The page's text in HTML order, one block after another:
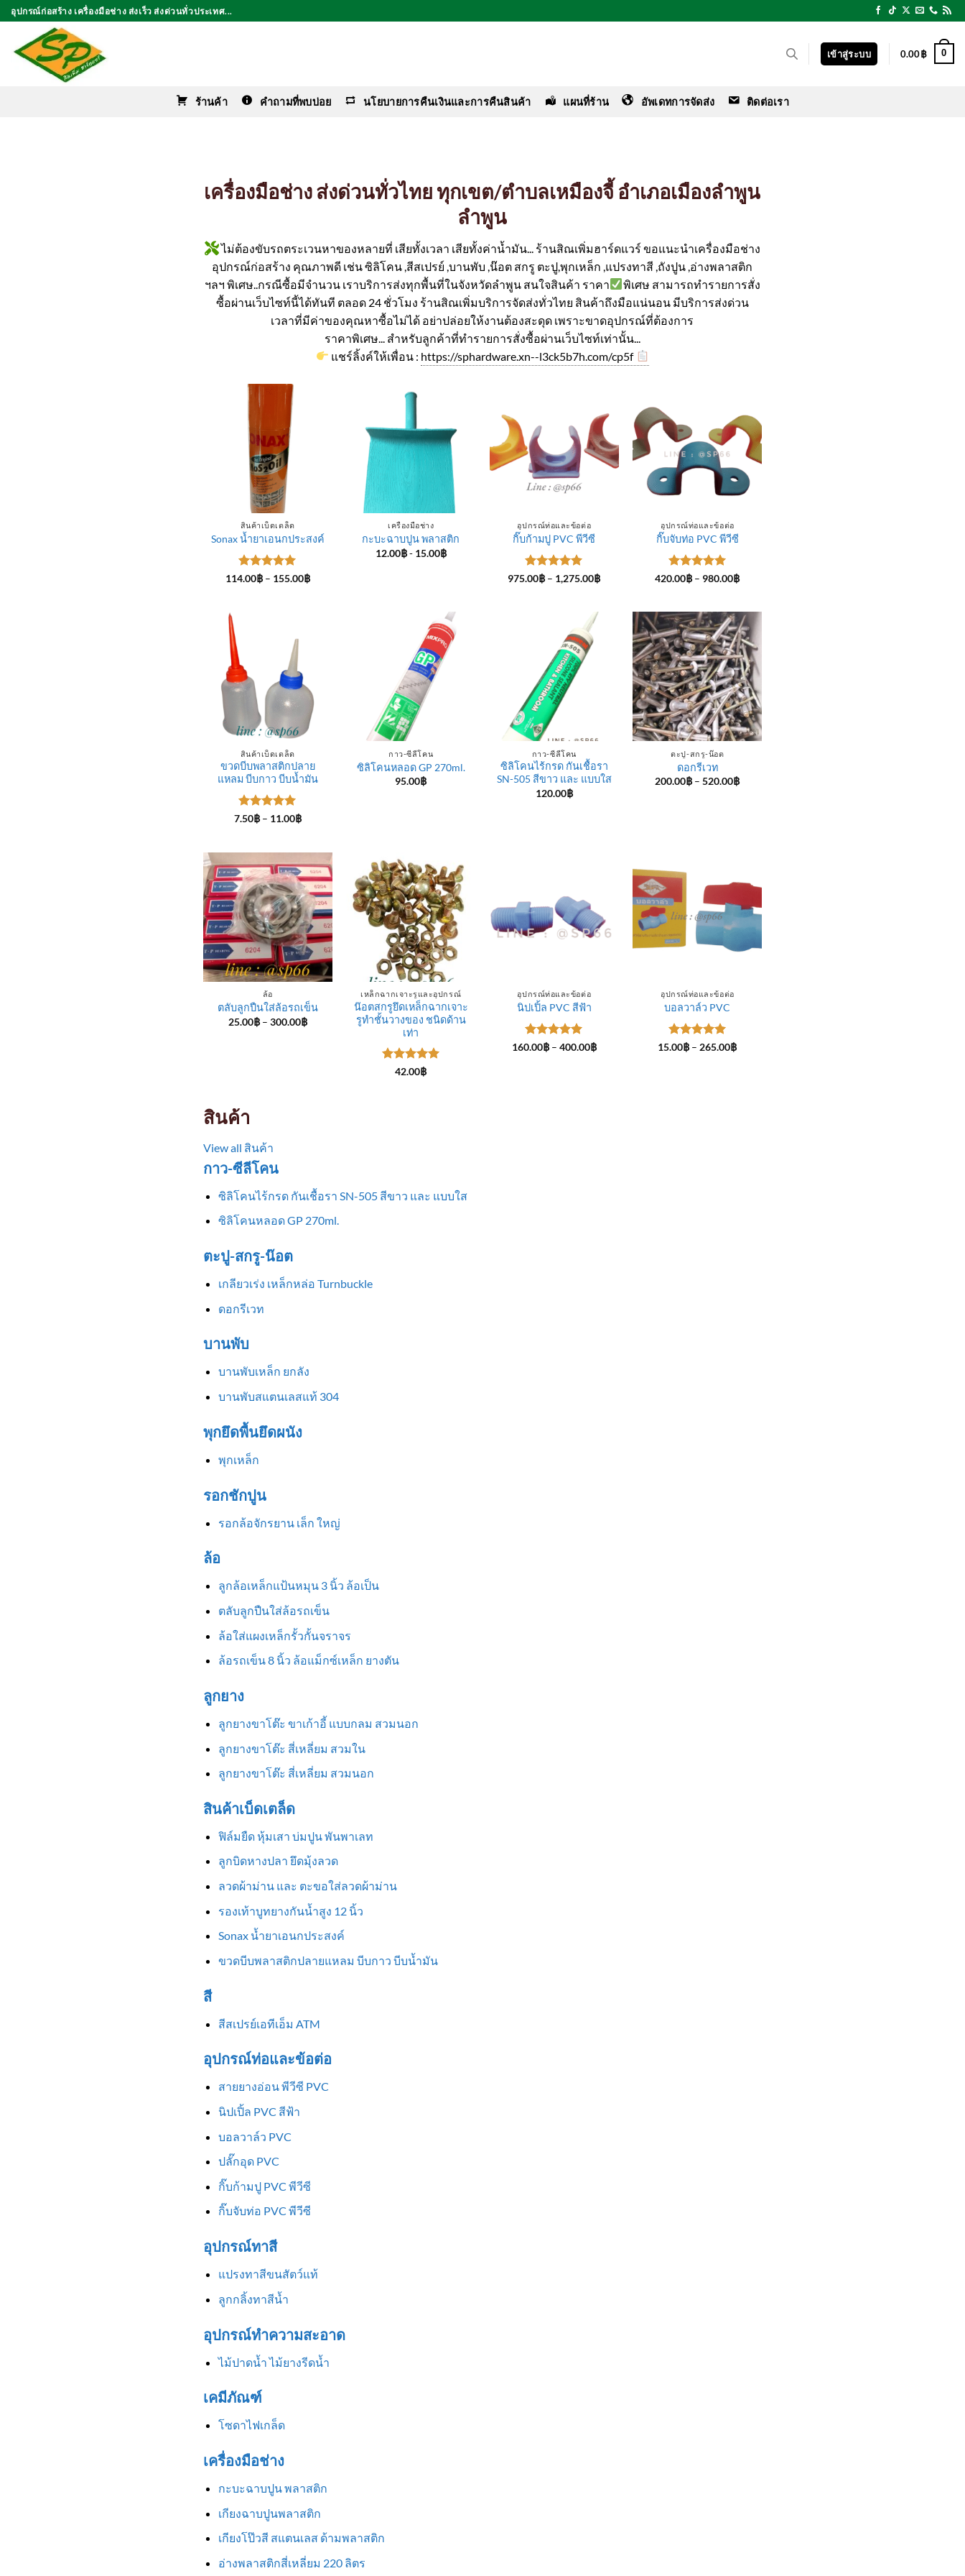
ข้าม
ไป
เนื้อหา
อุปกรณ์ก่อสร้าง เครื่องมือช่าง ส่งเร็ว ส่งด่วนทั่วประเทศ...
เข้าสู่ระบบ 0.00฿ 0
ร้านค้า คำถามที่พบบ่อย นโยบายการคืนเงินและการคืนสินค้า แผนที่ร้าน อัพเดทการจัดส่ง ติดต่อเรา
เครื่องมือช่าง ส่งด่วนทั่วไทย ทุกเขต/ตำบลเหมืองจี้ อำเภอเมืองลำพูน
ลำพูน
ไม่ต้องขับรถตระเวนหาของหลายที่ เสียทั้งเวลา เสียทั้งค่าน้ำมัน... ร้านสิณเพิ่มฮาร์ดแวร์ ขอแนะนำเครื่องมือช่าง
อุปกรณ์ก่อสร้าง คุณภาพดี เช่น ซิลิโคน ,สีสเปรย์ ,บานพับ ,น๊อต สกรู ตะปู,พุกเหล็ก ,แปรงทาสี ,ถังปูน ,อ่างพลาสติก
ฯลฯ พิเศษ..กรณีซื้อมีจำนวน เราบริการส่งทุกพื้นที่ในจังหวัดลำพูน สนใจสินค้า ราคา
พิเศษ สามารถทำรายการสั่ง
ซื้อผ่านเว็บไซท์นี้ได้ทันที ตลอด 24 ชั่วโมง ร้านสิณเพิ่มบริการจัดส่งทั่วไทย สินค้าถึงมือแน่นอน มีบริการส่งด่วน
เวลาที่มีค่าของคุณหาซื้อไม่ได้ อย่าปล่อยให้งานต้องสะดุด เพราะขาดอุปกรณ์ที่ต้องการ
ราคาพิเศษ... สำหรับลูกค้าที่ทำรายการสั่งซื้อผ่านเว็บไซท์เท่านั้น...
แชร์ลิ้งค์ให้เพื่อน : https://sphardware.xn--l3ck5b7h.com/cp5f
สินค้าเบ็ดเตล็ด
Sonax น้ำยาเอนกประสงค์
ให้คะแนน
114.00฿ – 155.00฿Price
เครื่องมือช่าง
กะบะฉาบปูน พลาสติก
12.00฿- 15.00฿
อุปกรณ์ท่อและข้อต่อ
กิ๊บก้ามปู PVC พีวีซี
ให้คะแนน
975.00฿ – 1,275.00฿Price
1,275.00฿
อุปกรณ์ท่อและข้อต่อ
กิ๊บจับท่อ PVC พีวีซี
ให้คะแนน
420.00฿ – 980.00฿Price
980.00฿
สินค้าเบ็ดเตล็ด
ขวดบีบพลาสติกปลาย
แหลม บีบกาว บีบน้ำมัน
ให้คะแนน
7.50฿ – 11.00฿Price
11.00฿
กาว-ซีลีโคน
ซิลิโคนหลอด GP 270ml.
95.00฿
กาว-ซีลีโคน
ซิลิโคนไร้กรด กันเชื้อรา
SN-505 สีขาว และ แบบใส
120.00฿
ตะปู-สกรู-น๊อต
ดอกรีเวท
200.00฿ – 520.00฿Price
ล้อ
ตลับลูกปืนใส่ล้อรถเข็น
25.00฿ – 300.00฿Price
เหล็กฉากเจาะรูและอุปกรณ์
น๊อตสกรูยึดเหล็กฉากเจาะ
รูทำชั้นวางของ ชนิดด้าน
เท่า
ให้คะแนน
42.00฿
อุปกรณ์ท่อและข้อต่อ
นิปเปิ้ล PVC สีฟ้า
ให้คะแนน
160.00฿ – 400.00฿Price
อุปกรณ์ท่อและข้อต่อ
บอลวาล์ว PVC
ให้คะแนน
15.00฿ – 265.00฿Price
สินค้า
View all สินค้า
กาว-ซีลีโคน
ซิลิโคนไร้กรด กันเชื้อรา SN-505 สีขาว และ แบบใส
ซิลิโคนหลอด GP 270ml.
ตะปู-สกรู-น๊อต
เกลียวเร่ง เหล็กหล่อ Turnbuckle
ดอกรีเวท
บานพับ
บานพับเหล็ก ยกลัง
บานพับสแตนเลสแท้ 304
พุกยึดพื้นยึดผนัง
พุกเหล็ก
รอกชักปูน
รอกล้อจักรยาน เล็ก ใหญ่
ล้อ
ลูกล้อเหล็กแป้นหมุน 3 นิ้ว ล้อเป็น
ตลับลูกปืนใส่ล้อรถเข็น
ล้อใส่แผงเหล็กรั้วกั้นจราจร
ล้อรถเข็น 8 นิ้ว ล้อแม็กซ์เหล็ก ยางตัน
ลูกยาง
ลูกยางขาโต๊ะ ขาเก้าอี้ แบบกลม สวมนอก
ลูกยางขาโต๊ะ สี่เหลี่ยม สวมใน
ลูกยางขาโต๊ะ สี่เหลี่ยม สวมนอก
สินค้าเบ็ดเตล็ด
ฟิล์มยืด หุ้มเสา บ่มปูน พันพาเลท
ลูกบิดหางปลา ยึดมุ้งลวด
ลวดผ้าม่าน และ ตะขอใส่ลวดผ้าม่าน
รองเท้าบูทยางกันน้ำสูง 12 นิ้ว
Sonax น้ำยาเอนกประสงค์
ขวดบีบพลาสติกปลายแหลม บีบกาว บีบน้ำมัน
สี
สีสเปรย์เอทีเอ็ม ATM
อุปกรณ์ท่อและข้อต่อ
สายยางอ่อน พีวีซี PVC
นิปเปิ้ล PVC สีฟ้า
บอลวาล์ว PVC
ปลั๊กอุด PVC
กิ๊บก้ามปู PVC พีวีซี
กิ๊บจับท่อ PVC พีวีซี
อุปกรณ์ทาสี
แปรงทาสีขนสัตว์แท้
ลูกกลิ้งทาสีน้ำ
อุปกรณ์ทำความสะอาด
ไม้ปาดน้ำ ไม้ยางรีดน้ำ
เคมีภัณฑ์
โซดาไฟเกล็ด
เครื่องมือช่าง
กะบะฉาบปูน พลาสติก
เกียงฉาบปูนพลาสติก
เกียงโป๊วสี สแตนเลส ด้ามพลาสติก
อ่างพลาสติกสี่เหลี่ยม 220 ลิตร